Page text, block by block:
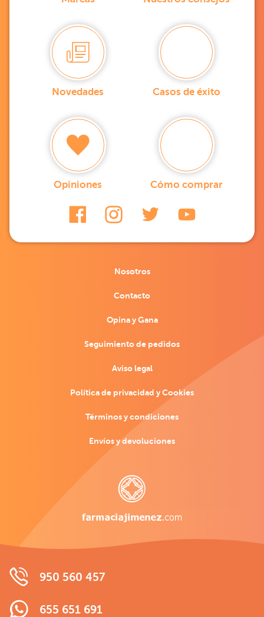
Novedades Casos de éxito
Opiniones Cómo comprar
Nosotros
Contacto
Opina y Gana
Seguimiento de pedidos
Aviso legal
Política de privacidad y Cookies
Términos y condiciones
Envíos y devoluciones
950 560 457
655 651 691